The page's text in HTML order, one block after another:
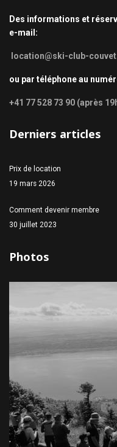
Des informations et
e-mail:
location@ski-club-
ou par téléphone au
+41 77 528 73 90 (après
Derniers articles
Prix de location
19 mars 2026
Comment devenir membre
30 juillet 2023
Photos